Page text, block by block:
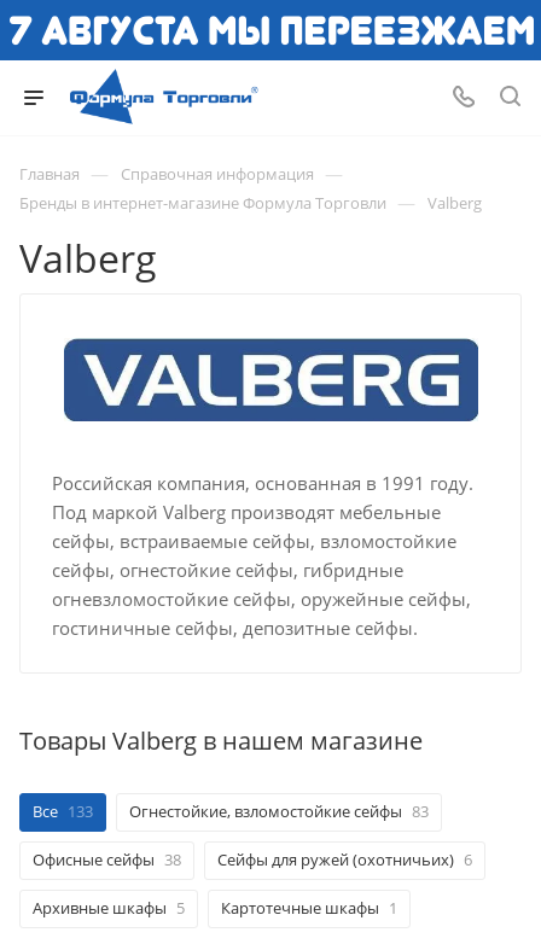
Главная — Справочная информация —
Бренды в интернет-магазине Формула Торговли — Valberg
Valberg
Российская компания, основанная в 1991 году.
Под маркой Valberg производят мебельные
сейфы, встраиваемые сейфы, взломостойкие
сейфы, огнестойкие сейфы, гибридные
огневзломостойкие сейфы, оружейные сейфы,
гостиничные сейфы, депозитные сейфы.
Товары Valberg в нашем магазине
Все 133 Огнестойкие, взломостойкие сейфы 83
Офисные сейфы 38 Сейфы для ружей (охотничьих) 6
Архивные шкафы 5 Картотечные шкафы 1